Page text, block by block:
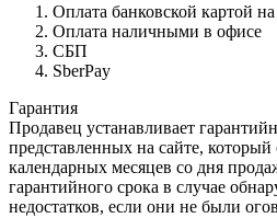
Оплата банковской картой на
Оплата наличными в офисе
СБП
SberPay
Гарантия
Продавец устанавливает
представленных на сайте, который
календарных месяцев со дня
гарантийного срока в случае
недостатков, если они не были